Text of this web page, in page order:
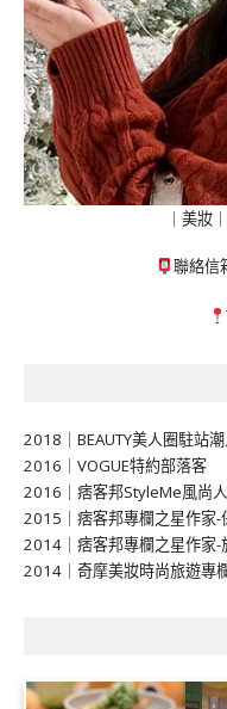
｜美妝
聯絡信
2018｜BEAUTY美人圈駐站
2016｜VOGUE特約部落客
2016｜痞客邦StyleMe風尚
2015｜痞客邦專欄之星作家-
2014｜痞客邦專欄之星作家-
2014｜奇摩美妝時尚旅遊專